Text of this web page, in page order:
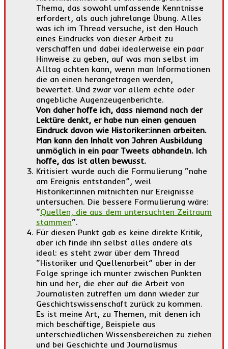
Thema, das sowohl umfassende Kenntnisse
erfordert, als auch jahrelange Übung. Alles
was ich im Thread versuche, ist den Hauch
eines Eindrucks von dieser Arbeit zu
verschaffen und dabei idealerweise ein paar
Hinweise zu geben, auf was man selbst im
Alltag achten kann, wenn man Informationen
die an einen herangetragen werden,
bewertet. Und zwar vor allem echte oder
angebliche Augenzeugenberichte.
Von daher hoffe ich, dass niemand nach der
Lektüre denkt, er habe nun einen genauen
Eindruck davon wie Historiker:innen arbeiten.
Man kann den Inhalt von Jahren Ausbildung
unmöglich in ein paar Tweets abhandeln. Ich
hoffe, das ist allen bewusst.
Kritisiert wurde auch die Formulierung “nahe
am Ereignis entstanden”, weil
Historiker:innen mitnichten nur Ereignisse
untersuchen. Die bessere Formulierung wäre:
“Quellen, die aus dem untersuchten Zeitraum
stammen“.
Für diesen Punkt gab es keine direkte Kritik,
aber ich finde ihn selbst alles andere als
ideal: es steht zwar über dem Thread
“Historiker und Quellenarbeit” aber in der
Folge springe ich munter zwischen Punkten
hin und her, die eher auf die Arbeit von
Journalisten zutreffen um dann wieder zur
Geschichtswissenschaft zurück zu kommen.
Es ist meine Art, zu Themen, mit denen ich
mich beschäftige, Beispiele aus
unterschiedlichen Wissensbereichen zu ziehen
und bei Geschichte und Journalismus